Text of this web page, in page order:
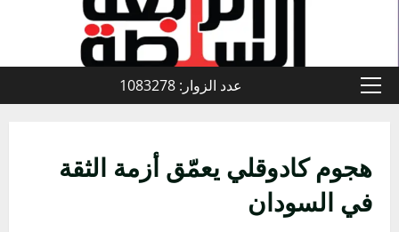
القائمة
عدد الزوار: 1083278
هجوم كادوقلي يعمّق أزمة الثقة
في السودان